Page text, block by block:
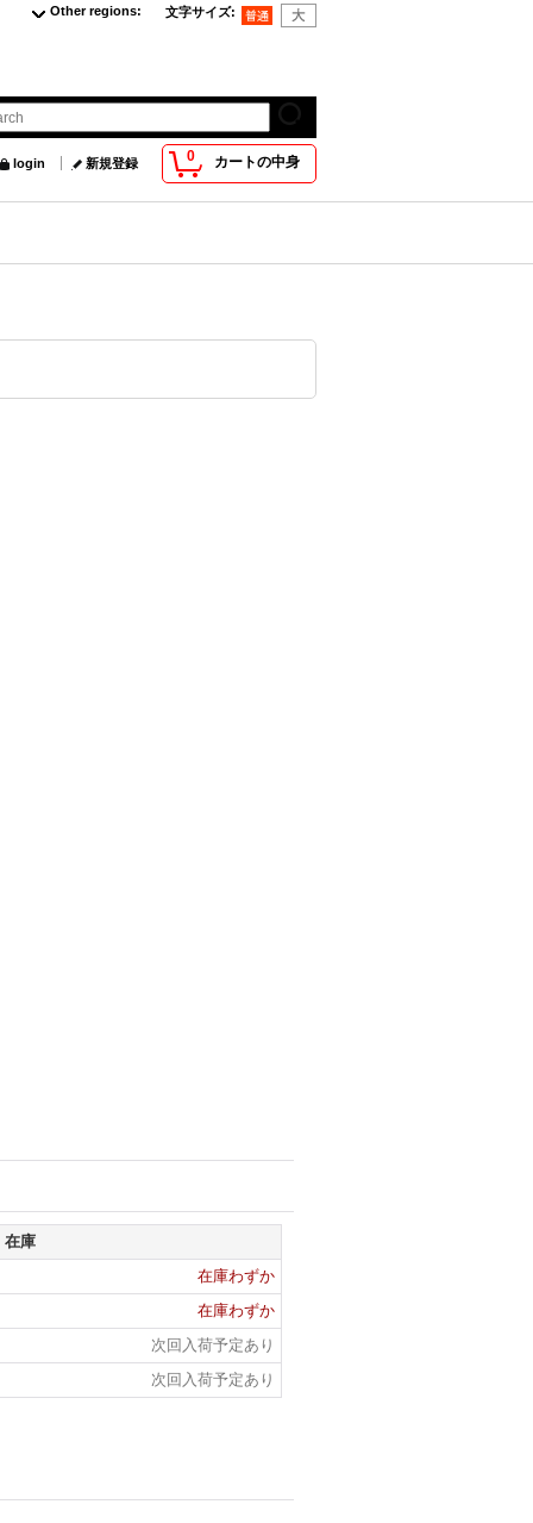
文字サイズ:
Other regions:
0 カートの中身
login 新規登録
在庫
在庫わずか
在庫わずか
次回入荷予定あり
次回入荷予定あり